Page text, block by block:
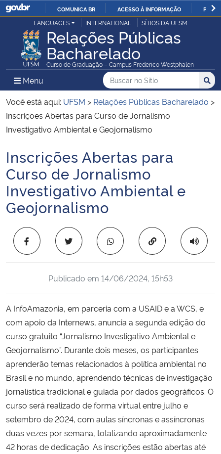
IR
PARA
O
CONTEÚDO
COMUNICA BR ACESSO À INFORMAÇÃO
Ministério da Justiça e Segurança Pública
Ministério da Defesa
Ministério das Relações Exteriores
Ministério da Economia
Ministério da Infraestrutura
Ministério da Agricultura, Pecuária e Abastecimento
Ministério da Educação
Ministério da Cidadania
Ministério da Saúde
Ministério de Minas e Energia
Ministério da Ciência, Tecnologia, Inovações e Comunicações
Ministério do Meio Ambiente
Ministério do Turismo
Ministério do Desenvolvimento Regional
Ministério da Mulher, da Família e dos Direitos Humanos
LANGUAGES INTERNATIONAL SÍTIOS DA UFSM
Relações Públicas
Bacharelado
Curso de Graduação – Campus Frederico Westphalen
Menu Menu Principal do Sítio
Busca
Buscar no no Sítio
Busca:
Você está aqui: UFSM > Relações Públicas Bacharelado >
Inscrições Abertas para Curso de Jornalismo
Investigativo Ambiental e Geojornalismo
Início do conteúdo
Inscrições Abertas para
Curso de Jornalismo
Investigativo Ambiental e
Geojornalismo
Copiar para área
Publicado em 14/06/2024, 15h53
A InfoAmazonia, em parceria com a USAID e a WCS, e
com apoio da Internews, anuncia a segunda edição do
curso gratuito “Jornalismo Investigativo Ambiental e
Geojornalismo”. Durante dois meses, os participantes
aprenderão temas relacionados à política ambiental no
Brasil e no mundo, aprendendo técnicas de investigação
jornalística tradicional e guiada por dados geográficos. O
curso será realizado de forma virtual entre julho e
setembro de 2024, com aulas síncronas e assíncronas
duas vezes por semana, totalizando aproximadamente
42 horas de dedicação. As inscrições estão abertas até